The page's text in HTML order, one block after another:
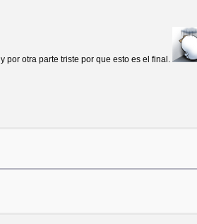
y por otra parte triste por que esto es el final.